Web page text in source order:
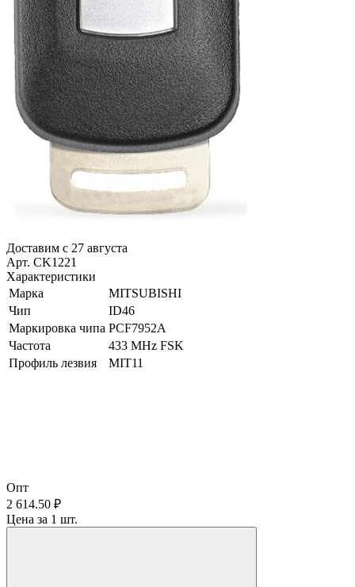
Доставим с 27 августа
Арт. CK1221
Характеристики
Марка
MITSUBISHI
Чип
ID46
Маркировка чипа PCF7952A
Частота
433 MHz FSK
Профиль лезвия
MIT11
Опт
2 614.50 ₽
Цена за 1 шт.